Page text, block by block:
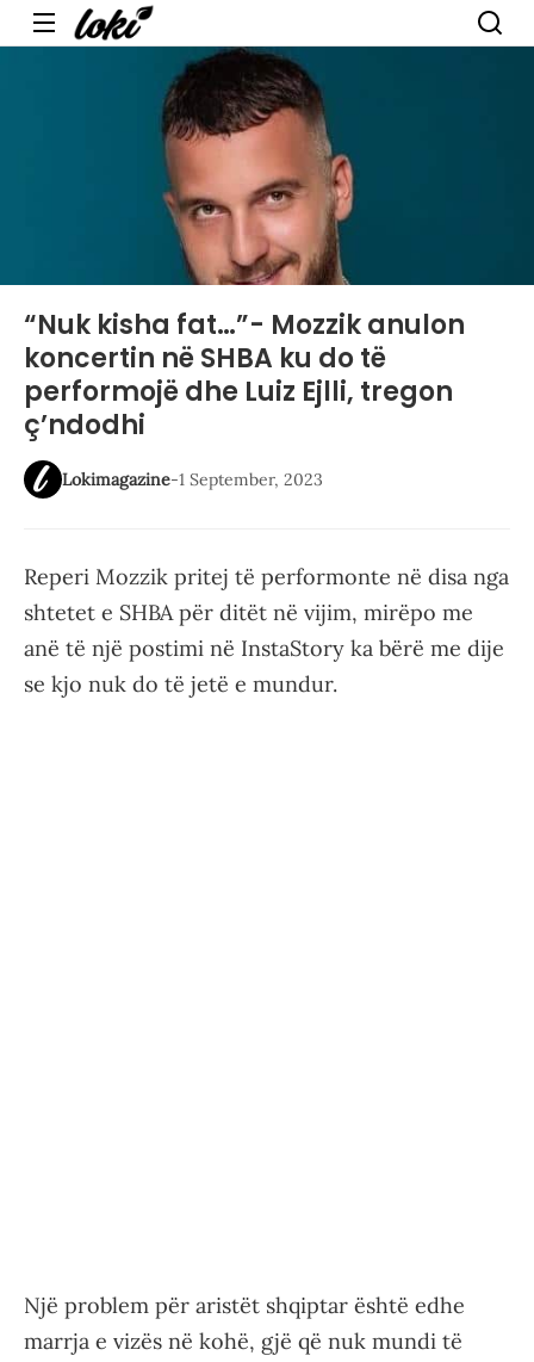
Menu
“Nuk kisha fat…”- Mozzik anulon
koncertin në SHBA ku do të
performojë dhe Luiz Ejlli, tregon
ç’ndodhi
Lokimagazine-1 September, 2023
Reperi Mozzik pritej të performonte në disa nga
shtetet e SHBA për ditët në vijim, mirëpo me
anë të një postimi në InstaStory ka bërë me dije
se kjo nuk do të jetë e mundur.
Një problem për aristët shqiptar është edhe
marrja e vizës në kohë, gjë që nuk mundi të